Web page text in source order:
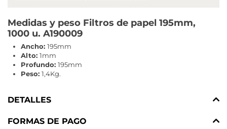
Medidas y peso Filtros de papel 195mm,
1000 u. A190009
Ancho: 195mm
Alto: 1mm
Profundo: 195mm
Peso: 1,4Kg.
DETALLES
FORMAS DE PAGO